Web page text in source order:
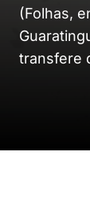
(Folhas,
transfere